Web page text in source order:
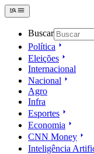
Buscar
Política
Eleições
Internacional
Nacional
Agro
Infra
Esportes
Economia
CNN Money
Inteligência